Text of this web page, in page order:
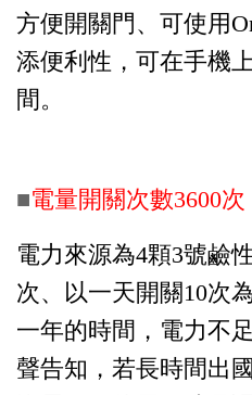
方便開關門、可使用
添便利性，可在手機
間 。
■電量開關次數3600次
電力來源為4顆3號鹼
次、以一天開關10次
一年的時間，電力不
聲告知，若長時間出